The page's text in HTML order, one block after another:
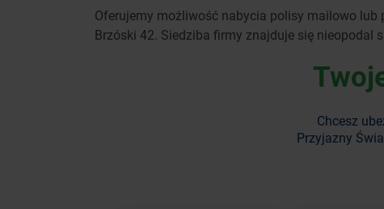
Oferujemy możliwość nabycia polisy mailowo lub
Brzóski 42. Siedziba firmy znajduje się nieopodal
Chcesz
Przyjazny